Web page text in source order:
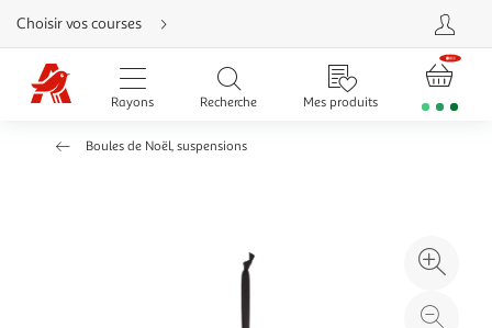
Aller
directement
au
contenu
Aller
directement
Aller
Choisir vos courses
Rayons Recherche Mes produits
Boules de Noël, suspensions